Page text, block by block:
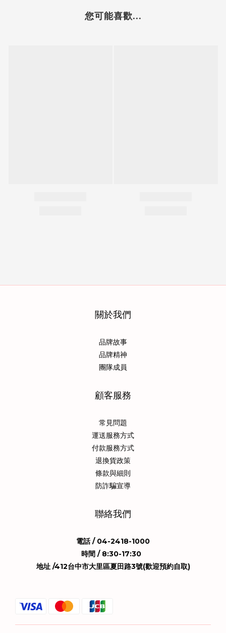
您可能喜歡...
關於我們
品牌故事
品牌精神
團隊成員
顧客服務
常見問題
運送服務方式
付款服務方式
退換貨政策
條款與細則
防詐騙宣導
聯絡我們
電話 / 04-2418-1000
時間 / 8:30-17:30
地址 /412台中市大里區夏田路3號(歡迎預約自取)